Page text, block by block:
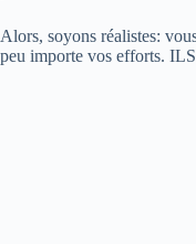
Alors, soyons réalistes:
peu importe vos efforts.